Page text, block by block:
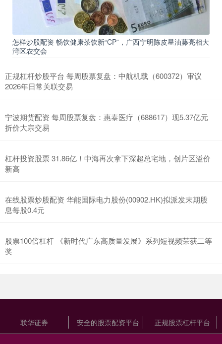
怎样炒股配资 畅饮健康茶饮新“CP”，广西宁明陈皮星油藤亮相大
湾区农交会
正规杠杆炒股平台 每周股票复盘：中航机载（600372）审议
2026年日常关联交易
宁波期货配资 每周股票复盘：惠泰医疗（688617）现5.37亿元
折价大宗交易
杠杆投资股票 31.86亿！中海再次拿下深超总宅地，创片区溢价
新高
在线股票炒股配资 华能国际电力股份(00902.HK)拟派发末期股
息每股0.4元
股票100倍杠杆 《新时代广东高质量发展》系列短视频荣获二等
奖
联华证券 安全的股票配资平台 正规股票杠杆平台